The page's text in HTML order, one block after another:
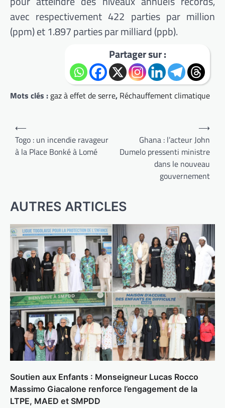
avec respectivement 422 parties par million
(ppm) et 1.897 parties par milliard (ppb).
Partager sur :
Mots clés : gaz à effet de serre, Réchauffement climatique
Navigation
de
l’article
⟵
Togo : un incendie ravageur
à la Place Bonké à Lomé
Ghana : l’acteur John
Dumelo pressenti ministre
dans le nouveau
gouvernement
⟶
AUTRES ARTICLES
Soutien aux Enfants : Monseigneur Lucas Rocco
Massimo Giacalone renforce l’engagement de la
LTPE, MAED et SMPDD